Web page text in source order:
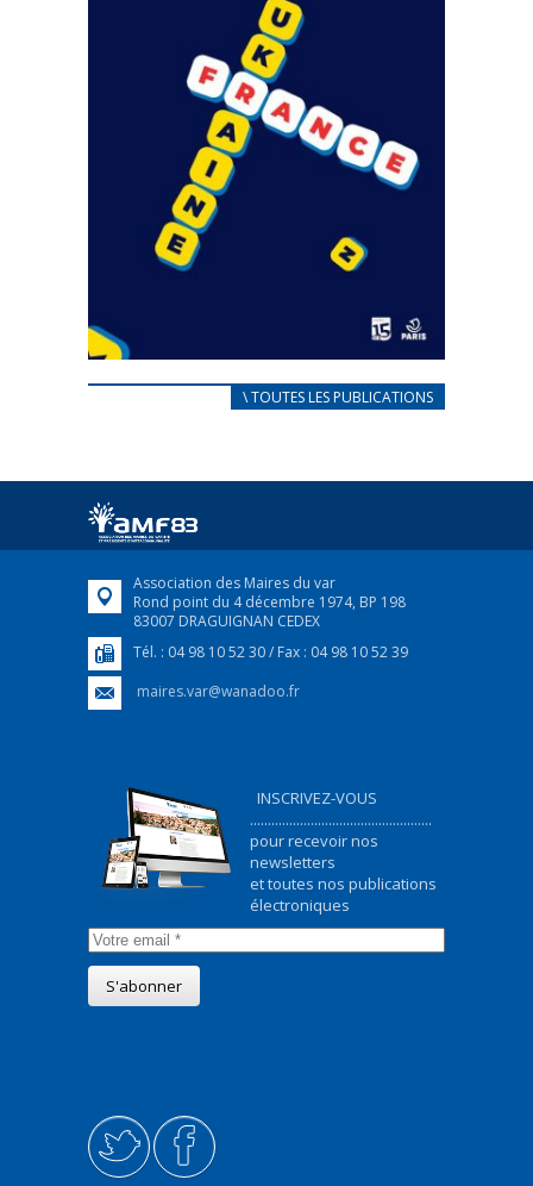
CARNET D’ACCUEIL
Afin d’accompagner au mieux les réfugiés
FEUILLETER
\ TOUTES LES PUBLICATIONS
Association des Maires du var
Rond point du 4 décembre 1974, BP 198
83007 DRAGUIGNAN CEDEX
Tél. : 04 98 10 52 30 / Fax : 04 98 10 52 39
maires.var@wanadoo.fr
INSCRIVEZ-VOUS
...................................................
pour recevoir nos
newsletters
et toutes nos publications
électroniques